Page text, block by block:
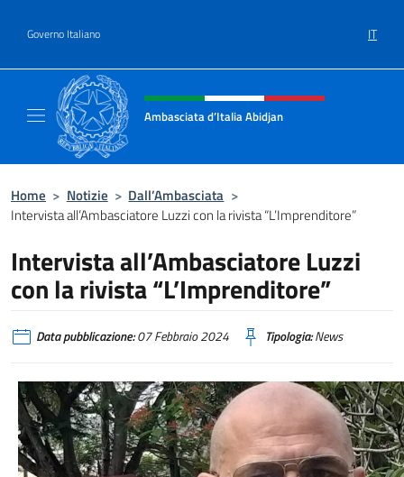
Governo Italiano IT
Intestazione sito, social e menù
Ambasciata d’Italia Abidjan
Home > Notizie > Dall’Ambasciata >
Intervista all’Ambasciatore Luzzi con la rivista “L’Imprenditore”
Intervista all’Ambasciatore Luzzi
con la rivista “L’Imprenditore”
Data pubblicazione:07 Febbraio 2024 Tipologia:News